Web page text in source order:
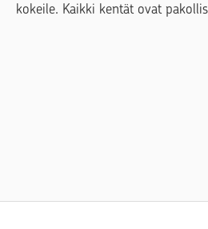
kokeile. Kaikki kentät ovat